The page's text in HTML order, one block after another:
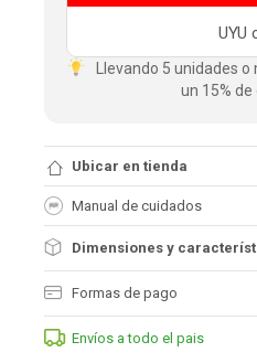
UYU
Llevando 5 unidades
un 15% de
Ubicar en tienda
Manual de cuidados
Dimensiones y
Formas de pago
Envíos a todo el pais